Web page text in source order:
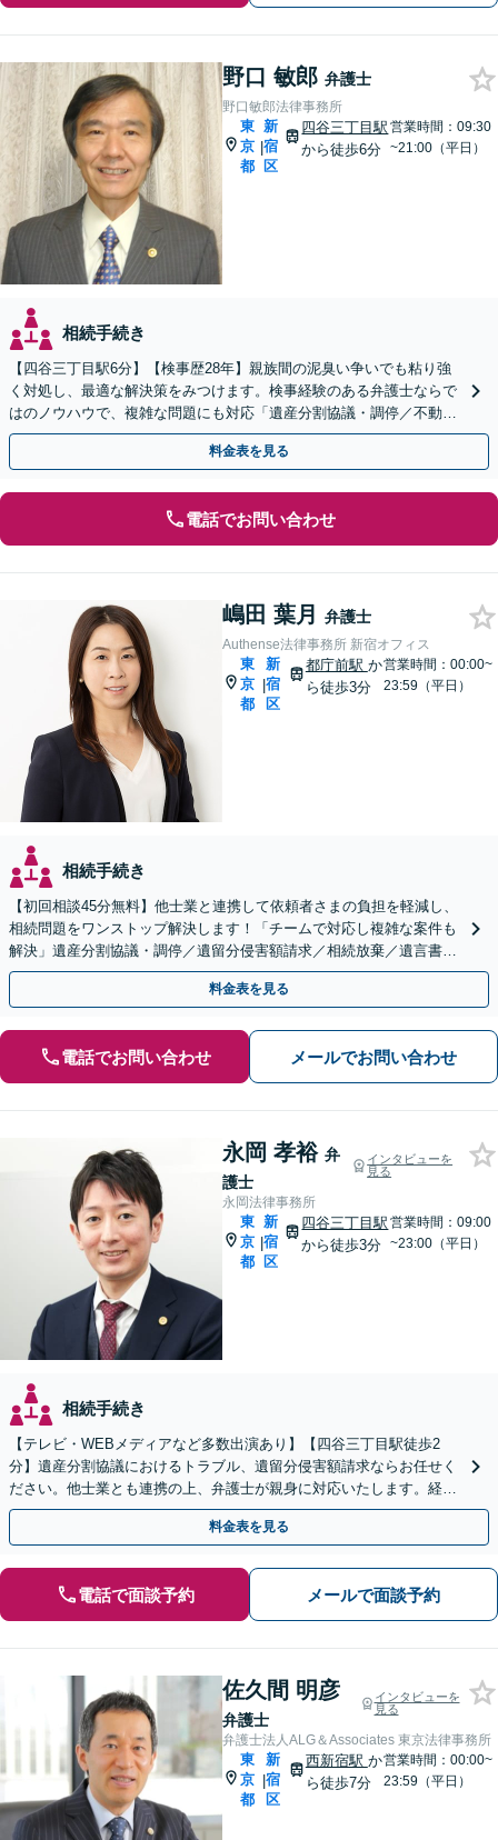
野口 敏郎 弁護士
野口敏郎法律事務所
東
京
都
|
新
宿
区
四谷三丁目駅
から徒歩6分
営業時間：09:30
~21:00（平日）
相続手続き
【四谷三丁目駅6分】【検事歴28年】親族間の泥臭い争いでも粘り強
く対処し、最適な解決策をみつけます。検事経験のある弁護士ならで
はのノウハウで、複雑な問題にも対応「遺産分割協議・調停／不動産
相続／相続放棄／使い込みほか」【休日・夜間相談可】
料金表を見る
電話でお問い合わせ
嶋田 葉月 弁護士
Authense法律事務所 新宿オフィス
東
京
都
|
新
宿
区
都庁前駅 か
ら徒歩3分
営業時間：00:00~
23:59（平日）
相続手続き
【初回相談45分無料】他士業と連携して依頼者さまの負担を軽減し、
相続問題をワンストップ解決します！「チームで対応し複雑な案件も
解決」遺産分割協議・調停／遺留分侵害額請求／相続放棄／遺言書作
成
料金表を見る
電話でお問い合わせ メールでお問い合わせ
永岡 孝裕 弁
護士
インタビューを
見る
永岡法律事務所
東
京
都
|
新
宿
区
四谷三丁目駅
から徒歩3分
営業時間：09:00
~23:00（平日）
相続手続き
【テレビ・WEBメディアなど多数出演あり】【四谷三丁目駅徒歩2
分】遺産分割協議におけるトラブル、遺留分侵害額請求ならお任せく
ださい。他士業とも連携の上、弁護士が親身に対応いたします。経験
豊富な弁護士にお早めにご相談ください。
料金表を見る
電話で面談予約 メールで面談予約
佐久間 明彦
弁護士
インタビューを
見る
弁護士法人ALG＆Associates 東京法律事務所
東
京
都
|
新
宿
区
西新宿駅 か
ら徒歩7分
営業時間：00:00~
23:59（平日）